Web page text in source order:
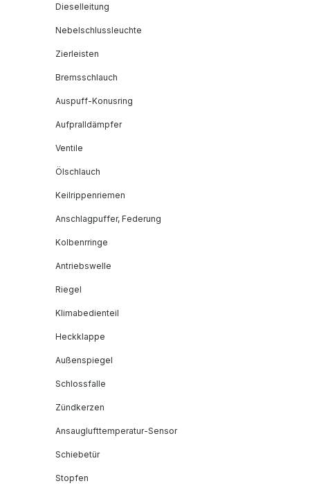
Dieselleitung
Nebelschlussleuchte
Zierleisten
Bremsschlauch
Auspuff-Konusring
Aufpralldämpfer
Ventile
Ölschlauch
Keilrippenriemen
Anschlagpuffer, Federung
Kolbenrringe
Antriebswelle
Riegel
Klimabedienteil
Heckklappe
Außenspiegel
Schlossfalle
Zündkerzen
Ansauglufttemperatur-Sensor
Schiebetür
Stopfen